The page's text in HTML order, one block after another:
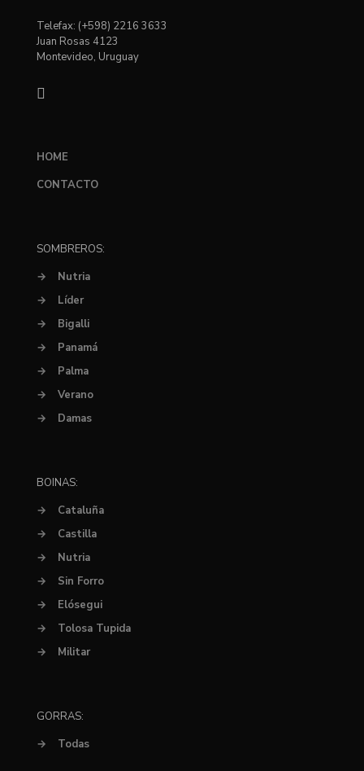
Telefax: (+598) 2216 3633
Juan Rosas 4123
Montevideo, Uruguay
HOME
CONTACTO
SOMBREROS:
→
Nutria
→
Líder
→
Bigalli
→
Panamá
→
Palma
→
Verano
→
Damas
BOINAS:
→
Cataluña
→
Castilla
→
Nutria
→
Sin Forro
→
Elósegui
→
Tolosa Tupida
→
Militar
GORRAS:
→
Todas